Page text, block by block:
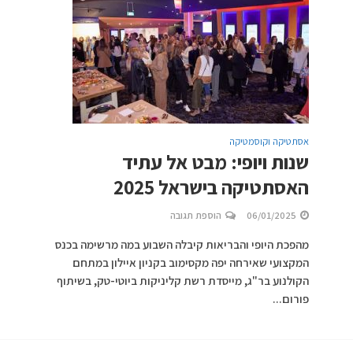
אסתטיקה וקוסמטיקה
שנות ויופי: מבט אל עתיד
האסתטיקה בישראל 2025
06/01/2025 הוספת תגובה
מהפכת היופי והבריאות קיבלה השבוע במה מרשימה בכנס
המקצועי שאירחה יפה מקסימוב בקניון איילון במתחם
הקולנוע בר"ג, מייסדת רשת קליניקות ביוטי-טק, בשיתוף
פורום...